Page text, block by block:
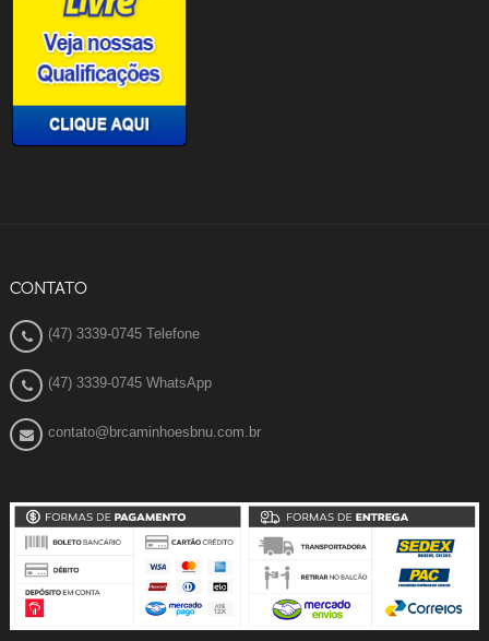
CONTATO
(47) 3339-0745 Telefone
(47) 3339-0745 WhatsApp
contato@brcaminhoesbnu.com.br